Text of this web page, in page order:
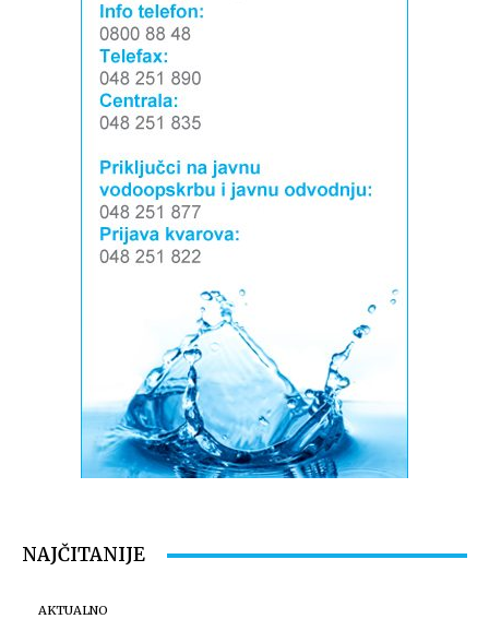
NAJČITANIJE
AKTUALNO